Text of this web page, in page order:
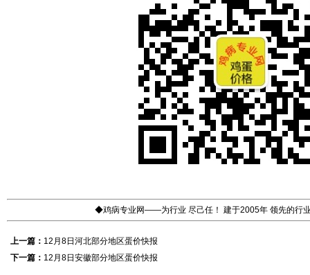
◆鸡病专业网——为行业 尽己任！ 建于2005年 领先的行
上一篇： 12月8日河北部分地区蛋价快报
下一篇： 12月8日安徽部分地区蛋价快报